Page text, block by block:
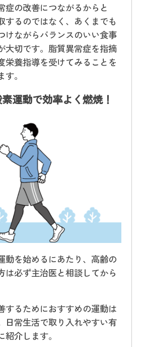
症の改善につながるからと
するのではなく、あくまでも
けながらバランスのいい食事
大切です。脂質異常症を指摘
栄養指導を受けてみることを
。
運動で効率よく燃焼！
動を始めるにあたり、高齢の
は必ず主治医と相談してから
するためにおすすめの運動は
日常生活で取り入れやすい有
介します。